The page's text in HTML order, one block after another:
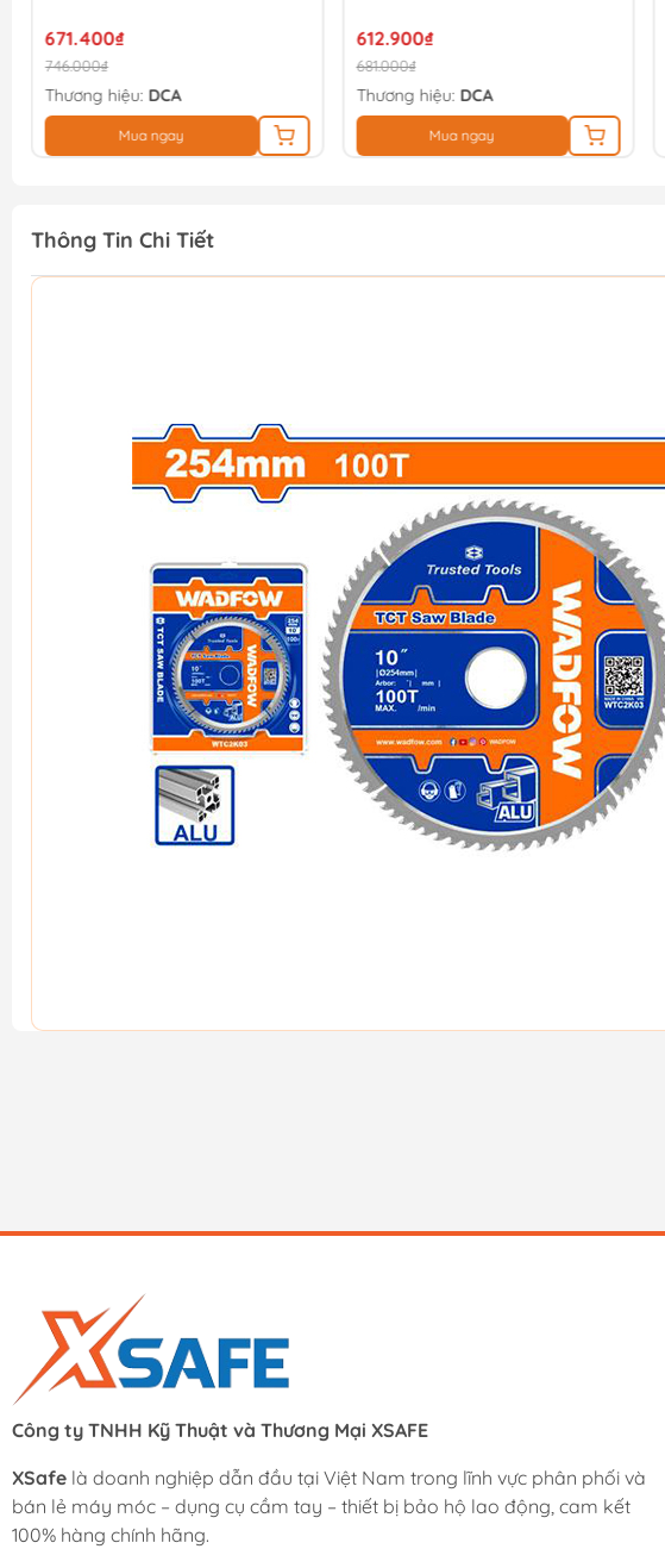
671.400₫
746.000₫
Thương hiệu: DCA
Mua ngay
612.900₫
681.000₫
Thương hiệu: DCA
Mua ngay
Thông Tin Chi Tiết
Công ty TNHH Kỹ Thuật và Thương Mại XSAFE
XSafe là doanh nghiệp dẫn đầu tại Việt Nam trong lĩnh vực phân phối và
bán lẻ máy móc – dụng cụ cầm tay – thiết bị bảo hộ lao động, cam kết
100% hàng chính hãng.